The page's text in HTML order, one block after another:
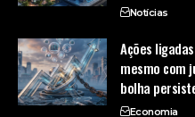
Notícias
Ações
mesmo com
bolha
Economia